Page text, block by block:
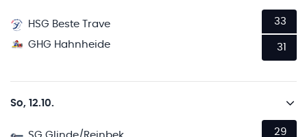
HSG Beste Trave
GHG Hahnheide
33
31
So, 12.10.
29